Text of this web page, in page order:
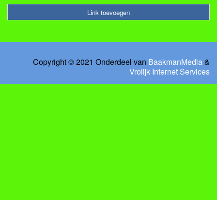
Link toevoegen
Copyright © 2021 Onderdeel van BaakmanMedia&
Vrolijk Internet Services